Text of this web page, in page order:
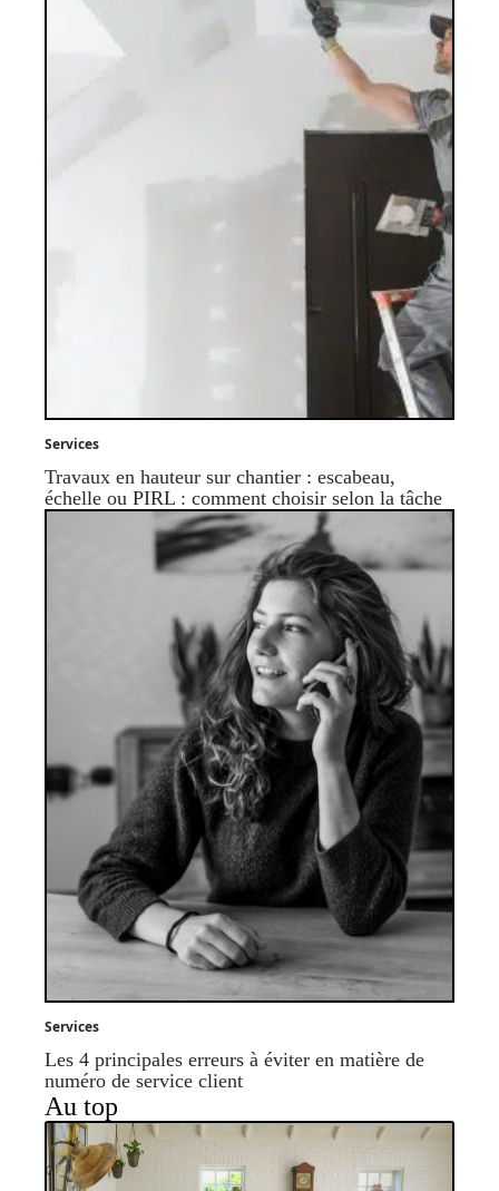
Services
Travaux en hauteur sur chantier : escabeau,
échelle ou PIRL : comment choisir selon la tâche
Services
Les 4 principales erreurs à éviter en matière de
numéro de service client
Au top